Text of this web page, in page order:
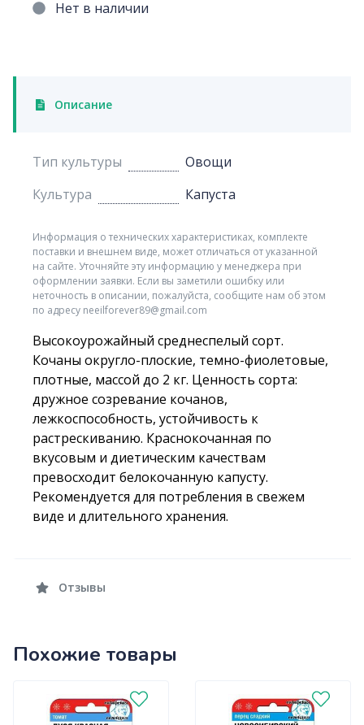
Нет в наличии
Описание
Тип культуры
Овощи
Культура
Капуста
Информация о технических характеристиках, комплекте
поставки и внешнем виде, может отличаться от указанной
на сайте. Уточняйте эту информацию у менеджера при
оформлении заявки. Если вы заметили ошибку или
неточность в описании, пожалуйста, сообщите нам об этом
по адресу neeilforever89@gmail.com
Высокоурожайный среднеспелый сорт.
Кочаны округло-плоские, темно-фиолетовые,
плотные, массой до 2 кг. Ценность сорта:
дружное созревание кочанов,
лежкоспособность, устойчивость к
растрескиванию. Краснокочанная по
вкусовым и диетическим качествам
превосходит белокочанную капусту.
Рекомендуется для потребления в свежем
виде и длительного хранения.
Отзывы
Похожие товары